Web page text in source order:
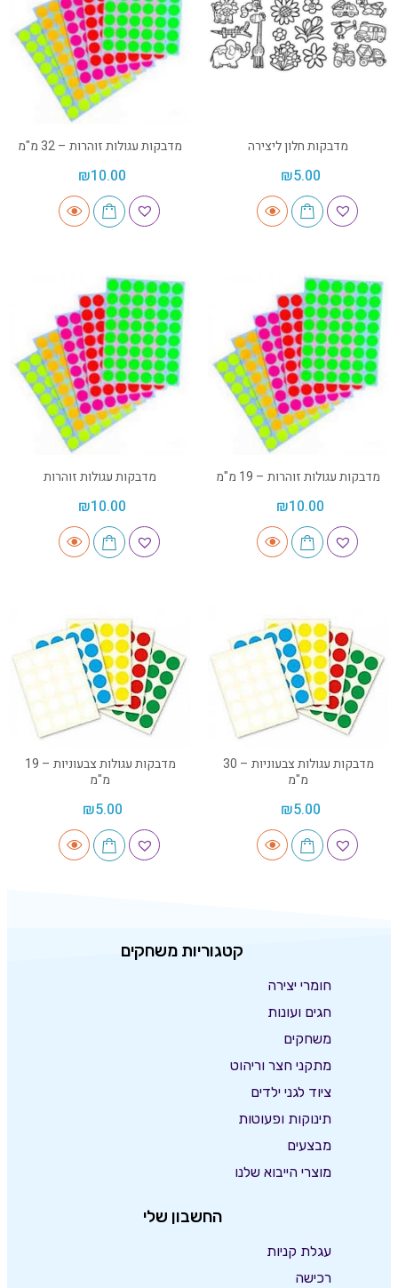
מדבקות חלון ליצירה
₪5.00
מדבקות עגולות זוהרות – 32 מ"מ
₪10.00
מדבקות עגולות זוהרות – 19 מ"מ
₪10.00
מדבקות עגולות זוהרות
₪10.00
מדבקות עגולות צבעוניות – 30
מ"מ
₪5.00
מדבקות עגולות צבעוניות – 19
מ"מ
₪5.00
קטגוריות משחקים
חומרי יצירה
חגים ועונות
משחקים
מתקני חצר וריהוט
ציוד לגני ילדים
תינוקות ופעוטות
מבצעים
מוצרי הייבוא שלנו
החשבון שלי
עגלת קניות
רכישה